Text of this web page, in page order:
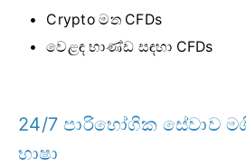
Crypto මත CFDs
වෙළඳ භාණ්ඩ සඳහා CFDs
24/7 පාරිභෝගික සේවාව
භාෂා